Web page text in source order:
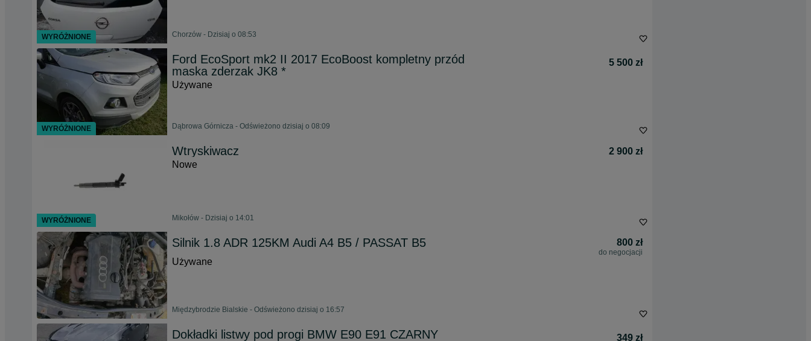
Chorzów - Dzisiaj o 08:53
Ford EcoSport mk2 II 2017 EcoBoost kompletny przód
maska zderzak JK8 *
5 500 zł
Używane
Dąbrowa Górnicza - Odświeżono dzisiaj o 08:09
Wtryskiwacz
2 900 zł
Nowe
Mikołów - Dzisiaj o 14:01
Silnik 1.8 ADR 125KM Audi A4 B5 / PASSAT B5 800 zł
do negocjacji
Używane
Międzybrodzie Bialskie - Odświeżono dzisiaj o 16:57
Dokładki listwy pod progi BMW E90 E91 CZARNY
349 zł
WYRÓŻNIONE
WYRÓŻNIONE
WYRÓŻNIONE